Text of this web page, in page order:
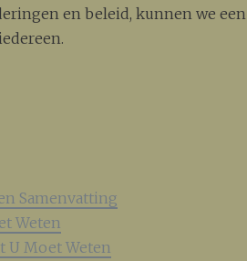
en beleid, kunnen we een
Samenvatting
Weten
U Moet Weten